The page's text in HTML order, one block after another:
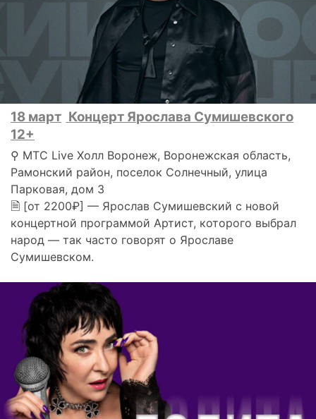
18 март Концерт Ярослава Сумишевского
12+
⚲ МТС Live Холл Воронеж, Воронежская область,
Рамонский район, поселок Солнечный, улица
Парковая, дом 3
🗎 [от 2200₽] — Ярослав Сумишевский с новой
концертной программой Артист, которого выбрал
народ — так часто говорят о Ярославе
Сумишевском.